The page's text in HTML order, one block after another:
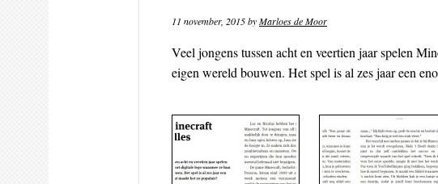
11 november, 2015byMarloes de Moor
Veel jongens tussen acht en veertien jaar spelen
eigen wereld bouwen. Het spel is al zes jaar een